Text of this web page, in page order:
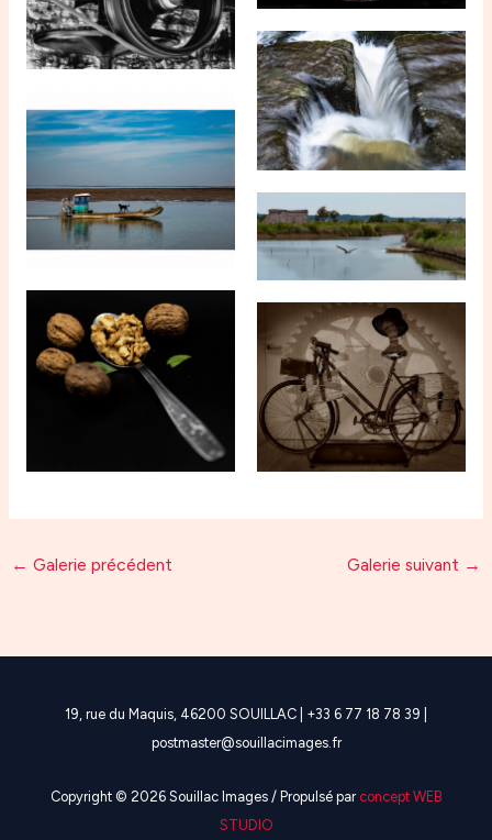
← Galerie précédent Galerie suivant →
19, rue du Maquis, 46200 SOUILLAC | +33 6 77 18 78 39 |
postmaster@souillacimages.fr
Copyright © 2026 Souillac Images / Propulsé par concept WEB
STUDIO